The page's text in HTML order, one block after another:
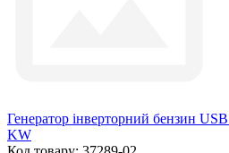
Генератор інверторний бензин
KW